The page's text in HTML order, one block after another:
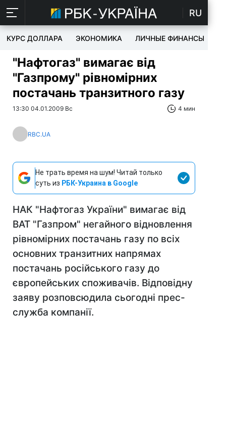
RU
КУРС ДОЛЛАРА ЭКОНОМИКА ЛИЧНЫЕ ФИНАНСЫ
"Нафтогаз" вимагає від
"Газпрому" рівномірних
постачань транзитного газу
13:30 04.01.2009 Вс 4 мин
RBC.UA
Не трать время на шум! Читай только
суть из РБК-Украина в Google
НАК "Нафтогаз України" вимагає від
ВАТ "Газпром" негайного відновлення
рівномірних постачань газу по всіх
основних транзитних напрямах
постачань російського газу до
європейських споживачів. Відповідну
заяву розповсюдила сьогодні прес-
служба компанії.